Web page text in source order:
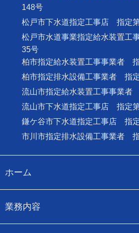
148号
松戸市下水道指定工事店 指定
松戸市水道事業指定給水装置
35号
柏市指定給水装置工事事業者
柏市指定排水設備工事業者 指
流山市指定給水装置工事事業
流山市下水道指定工事店 指定
鎌ケ谷市下水道指定工事店 指
市川市指定排水設備工事業者
ホーム
業務内容